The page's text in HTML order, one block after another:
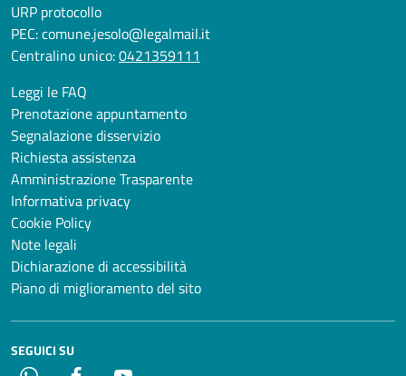
URP protocollo
PEC:comune.jesolo@legalmail.it
Centralino unico:0421359111
Leggi le FAQ
Prenotazione appuntamento
Segnalazione disservizio
Richiesta assistenza
Amministrazione Trasparente
Informativa privacy
Cookie Policy
Note legali
Dichiarazione di accessibilità
Piano di miglioramento del sito
SEGUICI SU